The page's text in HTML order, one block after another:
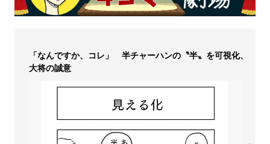
「なんですか、コレ」 半チャーハンの〝半〟を可視化、
大将の誠意